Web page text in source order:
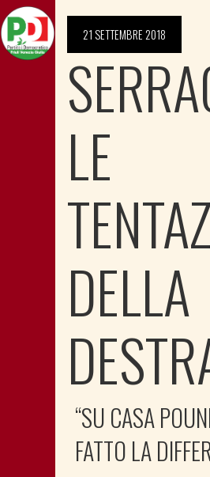
21 SETTEMBRE 2018
LE
DELLA
“SU CASA
FATTO LA